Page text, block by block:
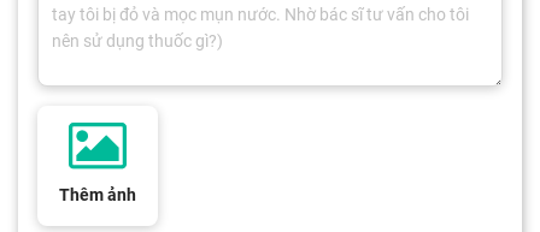
Thêm ảnh